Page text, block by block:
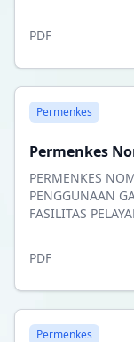
PDF
Permenkes
Permenkes
PERMENKES
PENGGUNAAN
FASILITAS
PDF
Permenkes